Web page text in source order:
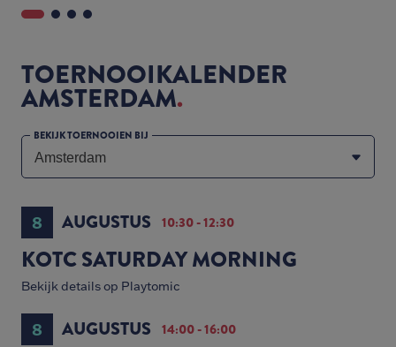
TOERNOOIKALENDER
AMSTERDAM
BEKIJK TOERNOOIEN BIJ
8 AUGUSTUS 10:30 - 12:30
KOTC SATURDAY MORNING
Bekijk details op Playtomic
8 AUGUSTUS 14:00 - 16:00